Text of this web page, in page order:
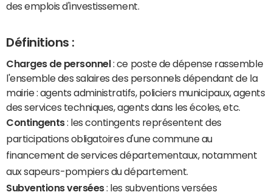
des emplois d'investissement.
Définitions :
Charges de personnel : ce poste de dépense rassemble
l'ensemble des salaires des personnels dépendant de la
mairie : agents administratifs, policiers municipaux, agents
des services techniques, agents dans les écoles, etc.
Contingents: les contingents représentent des
participations obligatoires d'une commune au
financement de services départementaux, notamment
aux sapeurs-pompiers du département.
Subventions versées: les subventions versées